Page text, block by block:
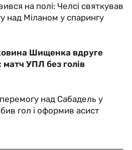
на полі: Челсі святкував
над Міланом у спарингу
Шищенка вдруге
матч УПЛ без голів
над Сабадель у
гол і оформив асист